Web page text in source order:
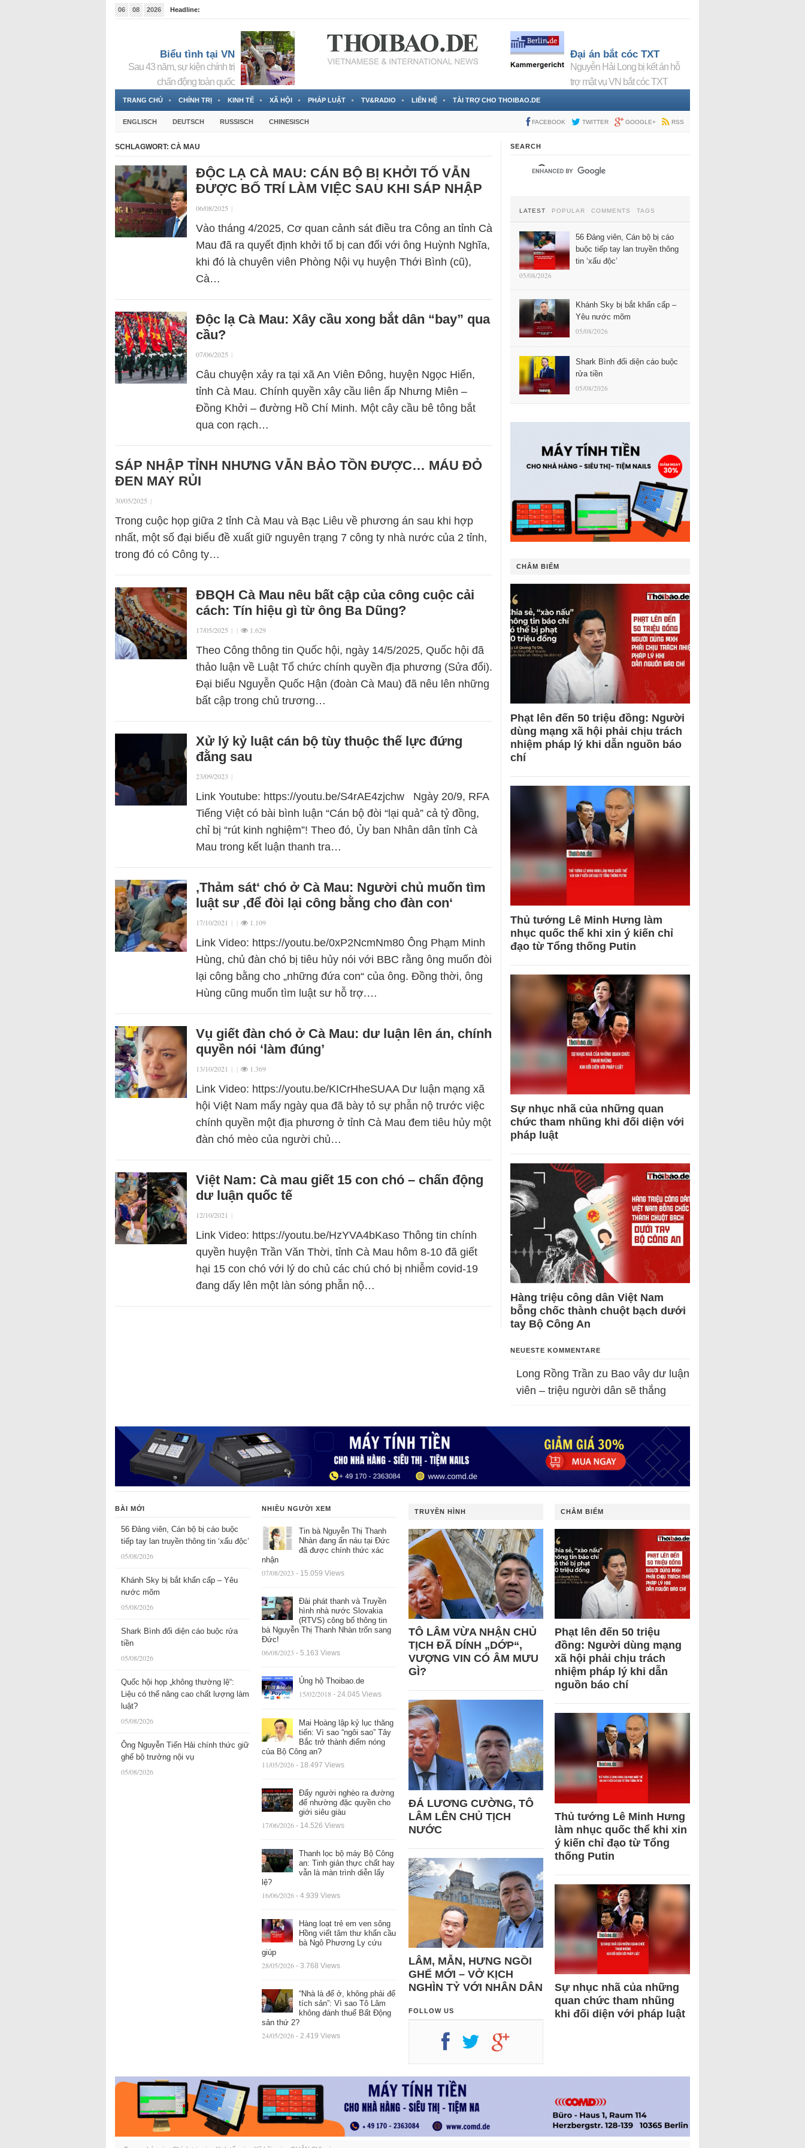
06 08 2026
Headline:
Biểu tình tại VN
Sau 43 năm, sự kiện chính trị
chấn động toàn quốc
Đại án bắt cóc TXT
Nguyễn Hải Long bị kết án hỗ
trợ mật vụ VN bắt cóc TXT
TRANG CHỦ CHÍNH TRỊ KINH TẾ XÃ HỘI PHÁP LUẬT TV&RADIO LIÊN HỆ TÀI TRỢ CHO THOIBAO.DE
ENGLISCH DEUTSCH RUSSISCH CHINESISCH FACEBOOK TWITTER GOOGLE+ RSS
SCHLAGWORT: CÀ MAU
ĐỘC LẠ CÀ MAU: CÁN BỘ BỊ KHỞI TỐ VẪN
ĐƯỢC BỐ TRÍ LÀM VIỆC SAU KHI SÁP NHẬP
06/08/2025 |
Vào tháng 4/2025, Cơ quan cảnh sát điều tra Công an tỉnh Cà
Mau đã ra quyết định khởi tố bị can đối với ông Huỳnh Nghĩa,
khi đó là chuyên viên Phòng Nội vụ huyện Thới Bình (cũ),
Cà…
Độc lạ Cà Mau: Xây cầu xong bắt dân “bay” qua
cầu?
07/06/2025 |
Câu chuyện xảy ra tại xã An Viên Đông, huyện Ngọc Hiển,
tỉnh Cà Mau. Chính quyền xây cầu liên ấp Nhưng Miên –
Đồng Khởi – đường Hồ Chí Minh. Một cây cầu bê tông bắt
qua con rạch…
SÁP NHẬP TỈNH NHƯNG VẪN BẢO TỒN ĐƯỢC… MÁU ĐỎ
ĐEN MAY RỦI
30/05/2025 |
Trong cuộc họp giữa 2 tỉnh Cà Mau và Bạc Liêu về phương án sau khi hợp
nhất, một số đại biểu đề xuất giữ nguyên trạng 7 công ty nhà nước của 2 tỉnh,
trong đó có Công ty…
ĐBQH Cà Mau nêu bất cập của công cuộc cải
cách: Tín hiệu gì từ ông Ba Dũng?
17/05/2025 | | 1.629
Theo Công thông tin Quốc hội, ngày 14/5/2025, Quốc hội đã
thảo luận về Luật Tổ chức chính quyền địa phương (Sửa đổi).
Đại biểu Nguyễn Quốc Hận (đoàn Cà Mau) đã nêu lên những
bất cập trong chủ trương…
Xử lý kỷ luật cán bộ tùy thuộc thế lực đứng
đằng sau
23/09/2023 |
Link Youtube: https://youtu.be/S4rAE4zjchw Ngày 20/9, RFA
Tiếng Việt có bài bình luận “Cán bộ đòi “lại quả” cả tỷ đồng,
chỉ bị “rút kinh nghiệm”! Theo đó, Ủy ban Nhân dân tỉnh Cà
Mau trong kết luận thanh tra…
‚Thảm sát‘ chó ở Cà Mau: Người chủ muốn tìm
luật sư ‚để đòi lại công bằng cho đàn con‘
17/10/2021 | | 1.109
Link Video: https://youtu.be/0xP2NcmNm80 Ông Phạm Minh
Hùng, chủ đàn chó bị tiêu hủy nói với BBC rằng ông muốn đòi
lại công bằng cho „những đứa con“ của ông. Đồng thời, ông
Hùng cũng muốn tìm luật sư hỗ trợ.…
Vụ giết đàn chó ở Cà Mau: dư luận lên án, chính
quyền nói ‘làm đúng’
13/10/2021 | | 1.369
Link Video: https://youtu.be/KICrHheSUAA Dư luận mạng xã
hội Việt Nam mấy ngày qua đã bày tỏ sự phẫn nộ trước việc
chính quyền một địa phương ở tỉnh Cà Mau đem tiêu hủy một
đàn chó mèo của người chủ…
Việt Nam: Cà mau giết 15 con chó – chấn động
dư luận quốc tế
12/10/2021 |
Link Video: https://youtu.be/HzYVA4bKaso Thông tin chính
quyền huyện Trần Văn Thời, tỉnh Cà Mau hôm 8-10 đã giết
hại 15 con chó với lý do chủ các chú chó bị nhiễm covid-19
đang dấy lên một làn sóng phẫn nộ…
SEARCH
LATEST POPULAR COMMENTS TAGS
56 Đảng viên, Cán bộ bị cáo
buộc tiếp tay lan truyền thông
tin ‘xấu độc’
05/08/2026
Khánh Sky bị bắt khẩn cấp –
Yêu nước mõm
05/08/2026
Shark Bình đối diện cáo buộc
rửa tiền
05/08/2026
CHÂM BIẾM
Phạt lên đến 50 triệu đồng: Người
dùng mạng xã hội phải chịu trách
nhiệm pháp lý khi dẫn nguồn báo
chí
Thủ tướng Lê Minh Hưng làm
nhục quốc thể khi xin ý kiến chỉ
đạo từ Tổng thống Putin
Sự nhục nhã của những quan
chức tham nhũng khi đối diện với
pháp luật
Hàng triệu công dân Việt Nam
bỗng chốc thành chuột bạch dưới
tay Bộ Công An
NEUESTE KOMMENTARE
Long Rồng Trần zu Bao vây dư luận
viên – triệu người dân sẽ thắng
BÀI MỚI
56 Đảng viên, Cán bộ bị cáo buộc
tiếp tay lan truyền thông tin ‘xấu độc’
05/08/2026
Khánh Sky bị bắt khẩn cấp – Yêu
nước mõm
05/08/2026
Shark Bình đối diện cáo buộc rửa
tiền
05/08/2026
Quốc hội họp „không thường lệ“:
Liệu có thể nâng cao chất lượng làm
luật?
05/08/2026
Ông Nguyễn Tiến Hải chính thức giữ
ghế bộ trưởng nội vụ
05/08/2026
NHIỀU NGƯỜI XEM
Tin bà Nguyễn Thị Thanh
Nhàn đang ẩn náu tại Đức
đã được chính thức xác
nhận
07/08/2023 - 15.059 Views
Đài phát thanh và Truyền
hình nhà nước Slovakia
(RTVS) công bố thông tin
bà Nguyễn Thị Thanh Nhàn trốn sang
Đức!
06/08/2023 - 5.163 Views
Ủng hộ Thoibao.de
15/02/2018 - 24.045 Views
Mai Hoàng lập kỷ lục thăng
tiến: Vì sao “ngôi sao” Tây
Bắc trở thành điểm nóng
của Bộ Công an?
11/05/2026 - 18.497 Views
Đẩy người nghèo ra đường
để nhường đặc quyền cho
giới siêu giàu
17/06/2026 - 14.526 Views
Thanh lọc bộ máy Bộ Công
an: Tinh giản thực chất hay
vẫn là màn trình diễn lấy
lệ?
16/06/2026 - 4.939 Views
Hàng loạt trẻ em ven sông
Hồng viết tâm thư khẩn cầu
bà Ngô Phương Ly cứu
giúp
28/05/2026 - 3.768 Views
“Nhà là để ở, không phải để
tích sản”: Vì sao Tô Lâm
không đánh thuế Bất Động
sản thứ 2?
24/05/2026 - 2.419 Views
TRUYỀN HÌNH
TÔ LÂM VỪA NHẬN CHỦ
TỊCH ĐÃ DÍNH „DỚP“,
VƯỢNG VIN CÓ ÂM MƯU
GÌ?
ĐÁ LƯƠNG CƯỜNG, TÔ
LÂM LÊN CHỦ TỊCH
NƯỚC
LÂM, MẪN, HƯNG NGỒI
GHẾ MỚI – VỞ KỊCH
NGHÌN TỶ VỚI NHÂN DÂN
FOLLOW US
CHÂM BIẾM
Phạt lên đến 50 triệu
đồng: Người dùng mạng
xã hội phải chịu trách
nhiệm pháp lý khi dẫn
nguồn báo chí
Thủ tướng Lê Minh Hưng
làm nhục quốc thể khi xin
ý kiến chỉ đạo từ Tổng
thống Putin
Sự nhục nhã của những
quan chức tham nhũng
khi đối diện với pháp luật